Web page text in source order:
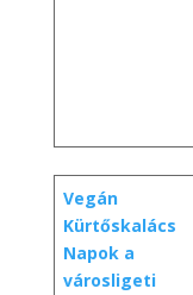
Vegán
Kürtőskalács
Napok a
városligeti